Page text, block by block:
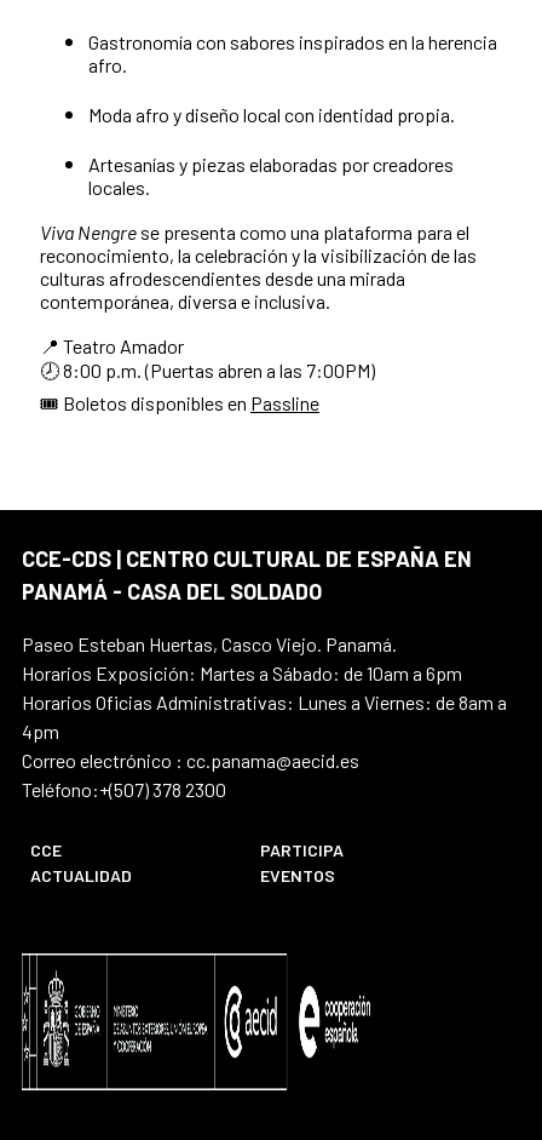
Gastronomía con sabores inspirados en la herencia
afro.
Moda afro y diseño local con identidad propia.
Artesanías y piezas elaboradas por creadores
locales.
Viva Nengre se presenta como una plataforma para el
reconocimiento, la celebración y la visibilización de las
culturas afrodescendientes desde una mirada
contemporánea, diversa e inclusiva.
📍 Teatro Amador
🕗 8:00 p.m. (Puertas abren a las 7:00PM)
🎟️ Boletos disponibles en Passline
CCE-CDS | CENTRO CULTURAL DE ESPAÑA EN
PANAMÁ - CASA DEL SOLDADO
Paseo Esteban Huertas, Casco Viejo. Panamá.
Horarios Exposición: Martes a Sábado: de 10am a 6pm
Horarios Oficias Administrativas: Lunes a Viernes: de 8am a
4pm
Correo electrónico : cc.panama@aecid.es
Teléfono:+(507) 378 2300
CCE
PARTICIPA
ACTUALIDAD
EVENTOS